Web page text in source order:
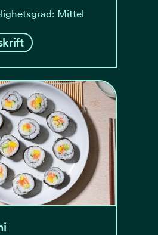
Mittel